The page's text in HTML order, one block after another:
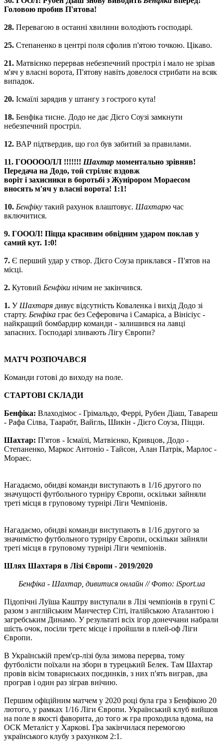
Головою пробив П'ятова!
28. Перевагою в останні хвилини володіють господарі.
25. Степаненко в центрі поля сфолив п'ятою точкою. Цікаво.
21. Матвієнко перервав небезпечний простріл і мало не зрізав
м'яч у власні ворота, П'ятову навіть довелося стрибати на всяк
випадок.
20. Ісмаїлі зарядив у штангу з гострого кута!
18. Бенфіка тисне. Додо не дає Дієго Соузі замкнути
небезпечний простріл.
12. ВАР підтвердив, що гол був забитий за правилами.
11. ГОООООЛЛ !!!!!!! Шахтар моментально зрівняв!
Передача на Додо, той стріляє вздовж
воріт і захисники в боротьбі з Жунірором Мораесом
вносять м'яч у власні ворота! 1:1!
10. Бенфіку такий рахунок влаштовує. Шахтарю час
включитися.
9. ГОООЛ! Піцца красивим обвідним ударом поклав у
самий кут. 1:0!
7. Є перший удар у створ. Дієго Соуза приклався - П'ятов на
місці.
2. Кутовий Бенфіки нічим не закінчився.
1. УШахтаря дивує відсутність Коваленка і вихід Додо зі
старту. Бенфіка грає без Сеферовича і Самаріса, а Вінісіус -
найкращий бомбардир команди - залишився на лавці
запасних. Господарі зливають Лігу Європи?
МАТЧ РОЗПОЧАВСЯ
Команди готові до виходу на поле.
СТАРТОВІ СКЛАДИ
Бенфіка: Влаходімос - Грімальдо, Феррі, Рубен Діаш, Тавареш
- Рафа Сілва, Таарабт, Вайгль, Шикін - Дієго Соуза, Піцци.
Шахтар: П'ятов - Ісмаїлі, Матвієнко, Кривцов, Додо -
Степаненко, Маркос Антоніо - Тайсон, Алан Патрік, Марлос -
Мораес.
Нагадаємо, обидві команди виступають в 1/16 другого по
значущості футбольного турніру Європи, оскільки зайняли
треті місця в груповому турнірі Ліги Чемпіонів.
Нагадаємо, обидві команди виступають в 1/16 другого за
значимістю футбольного турніру Європи, оскільки зайняли
треті місця в груповому турнірі Ліги чемпіонів.
Шлях Шахтаря в Лізі Європи - 2019/2020
Бенфіка - Шахтар, дивитися онлайн // Фото: iSport.ua
Підопічні Луїша Каштру виступали в Лізі чемпіонів в групі С
разом з англійським Манчестер Сіті, італійською Аталантою і
загребським Динамо. У результаті всіх ігор донеччани набрали
шість очок, посіли третє місце і пройшли в плей-оф Ліги
Європи.
В Українській прем'єр-лізі була зимова перерва, тому
футболісти поїхали на збори в турецький Белек. Там Шахтар
провів вісім товариських поєдинків, з них п'ять виграв, два
програв і один раз зіграв внічию.
Першим офіційним матчем у 2020 році була гра з Бенфікою 20
лютого, у рамках 1/16 Ліги Європи. Український клуб вийшов
на поле в якості фаворита, до того ж гра проходила вдома, на
ОСК Металіст у Харкові. Гра закінчилася перемогою
українського клубу з рахунком 2:1.